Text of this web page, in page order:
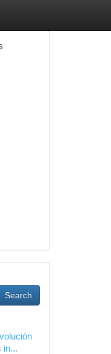
Search
in...